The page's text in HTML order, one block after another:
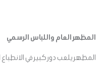
المظهر العام واللباس الرسمي
المظهر يلعب دور كبير في